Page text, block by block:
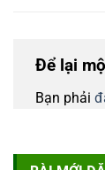
Để lại
Bạn phải